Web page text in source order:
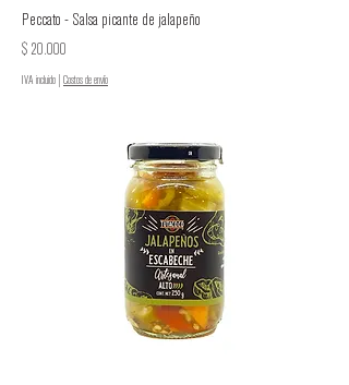
Peccato - Salsa picante de jalapeño
Precio
$ 20.000
IVA incluido | Costos de envío